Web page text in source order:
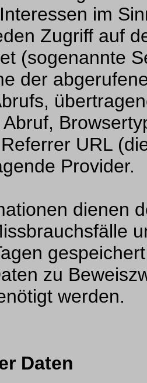
im
Zugriff auf
(sogenannte
der
URL
Provider.
dienen
zu
werden.
Daten